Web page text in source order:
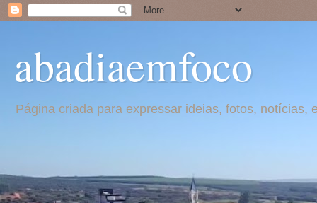
abadiaemfoco
Página criada para expressar ideias, fotos,